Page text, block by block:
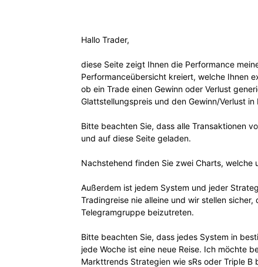
Hallo Trader,
diese Seite zeigt Ihnen die Performance
Performanceübersicht kreiert, welche Ihnen
ob ein Trade einen Gewinn oder Verlust
Glattstellungspreis und den Gewinn/Verlust in
Bitte beachten Sie, dass alle Transaktionen
und auf diese Seite geladen.
Nachstehend finden Sie zwei Charts,
Außerdem ist jedem System und jeder
Tradingreise nie alleine und wir stellen
Telegramgruppe beizutreten.
Bitte beachten Sie, dass jedes System in
jede Woche ist eine neue Reise. Ich möchte
Markttrends Strategien wie sRs oder Triple